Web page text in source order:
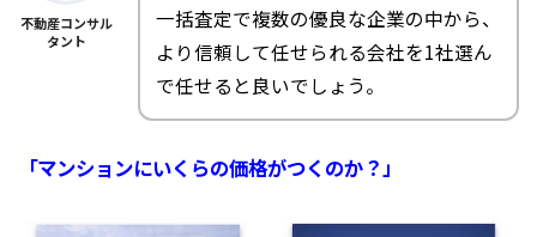
不動産コンサル
タント
一括査定で複数の優良な企業の中から、
より信頼して任せられる会社を1社選ん
で任せると良いでしょう。
「マンションにいくらの価格がつくのか？」